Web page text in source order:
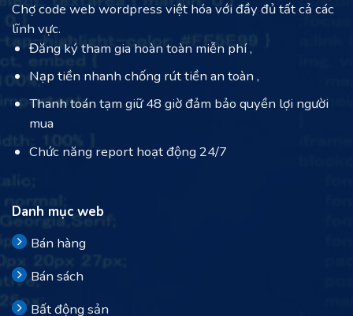
Chợ code web wordpress việt hóa với đầy đủ tất cả các
lĩnh vực.
Đăng ký tham gia hoàn toàn miễn phí ,
Nạp tiền nhanh chống rút tiền an toàn ,
Thanh toán tạm giữ 48 giờ đảm bảo quyền lợi người
mua
Chức năng report hoạt động 24/7
Danh mục web
Bán hàng
Bán sách
Bất động sản